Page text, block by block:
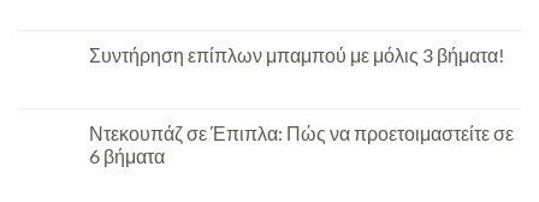
Συντήρηση επίπλων μπαμπού με μόλις 3 βήματα!
Ντεκουπάζ σε Έπιπλα: Πώς να προετοιμαστείτε σε
6 βήματα